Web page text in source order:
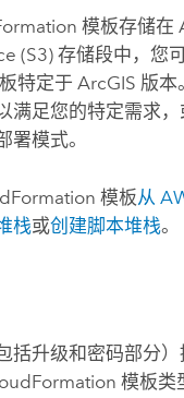
模板存储在
(S3)存储段中，您
特定于 ArcGIS 版本
满足您的特定需求
署模式。
模板从
栈或创建脚本堆栈。
括升级和密码部分
模板类